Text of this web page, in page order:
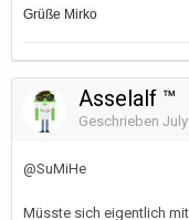
Grüße Mirko
Asselalf ™
Geschrieben
@SuMiHe
Müsste sich eigentlich